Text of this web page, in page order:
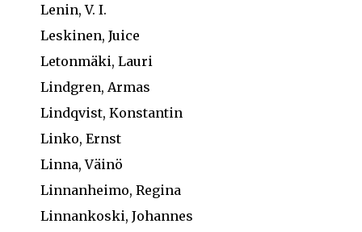
Lenin, V. I.
Leskinen, Juice
Letonmäki, Lauri
Lindgren, Armas
Lindqvist, Konstantin
Linko, Ernst
Linna, Väinö
Linnanheimo, Regina
Linnankoski, Johannes